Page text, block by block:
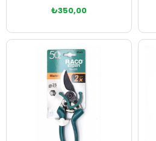
₺350,00
Sepete Ekle